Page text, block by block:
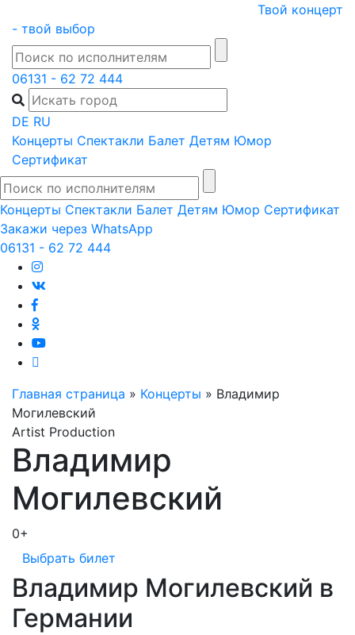
content
Твой концерт
- твой выбор
06131 - 62 72 444
DE RU
Концерты Спектакли Балет Детям Юмор
Сертификат
Концерты Спектакли Балет Детям Юмор Сертификат
Закажи через WhatsApp
06131 - 62 72 444
Главная страница » Концерты » Владимир
Могилевский
Artist Production
Владимир
Могилевский
0+
Выбрать билет
Владимир Могилевский в
Германии